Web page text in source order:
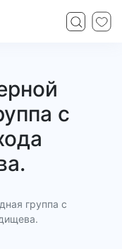
с
группа с